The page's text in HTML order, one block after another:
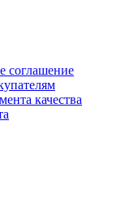
соглашение
качества